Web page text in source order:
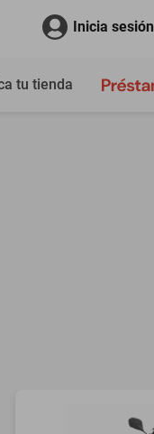
Inicia sesión
tu tienda